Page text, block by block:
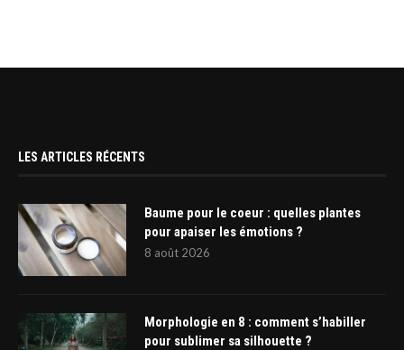
LES ARTICLES RÉCENTS
Baume pour le coeur : quelles plantes
pour apaiser les émotions ?
8 août 2026
Morphologie en 8 : comment s’habiller
pour sublimer sa silhouette ?